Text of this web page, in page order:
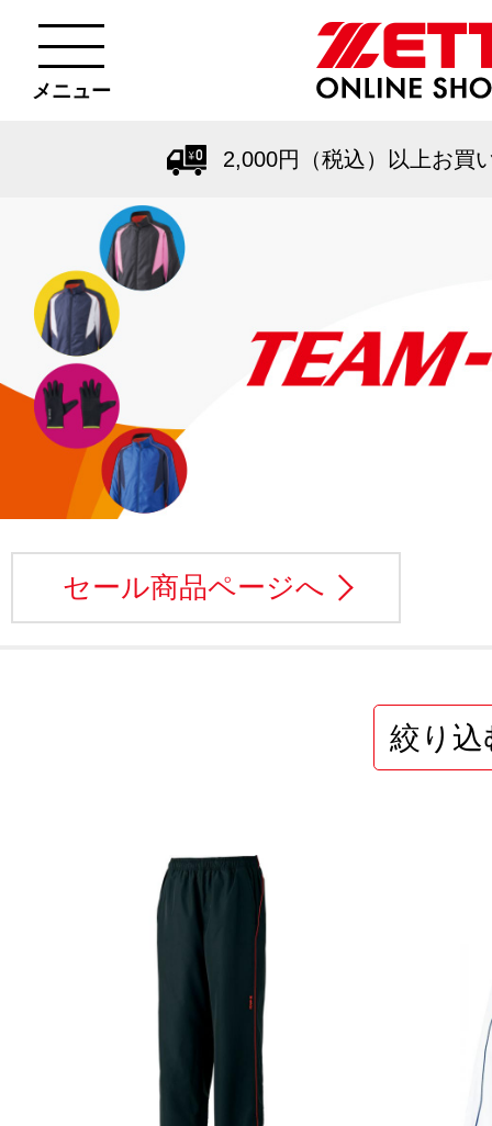
メニュー
2,000円（税込）以上お買
セール商品ページへ
絞り込